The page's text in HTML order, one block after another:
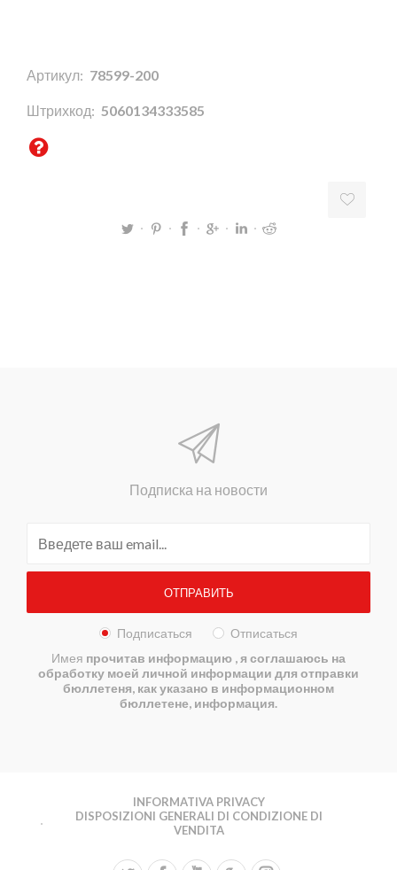
Артикул: 78599-200
Штрихкод: 5060134333585
Подписка на новости
Подписаться
Отписаться
Имея прочитав информацию , я соглашаюсь на
обработку моей личной информации для отправки
бюллетеня, как указано в информационном
бюллетене, информация.
INFORMATIVA PRIVACY
DISPOSIZIONI GENERALI DI CONDIZIONE DI
VENDITA